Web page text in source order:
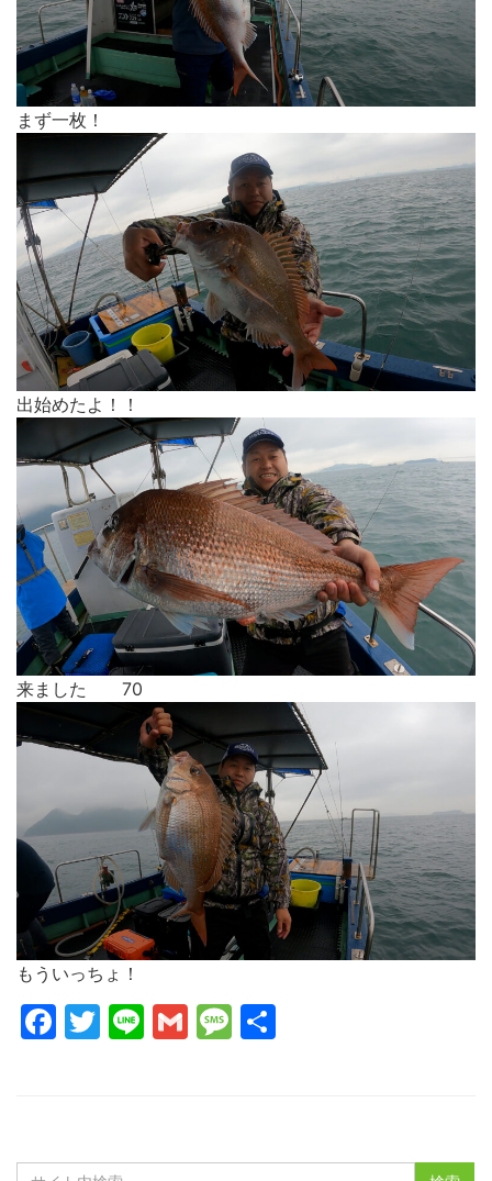
まず一枚！
出始めたよ！！
来ました 70
もういっちょ！
Facebook
Twitter
LineGmailMessage